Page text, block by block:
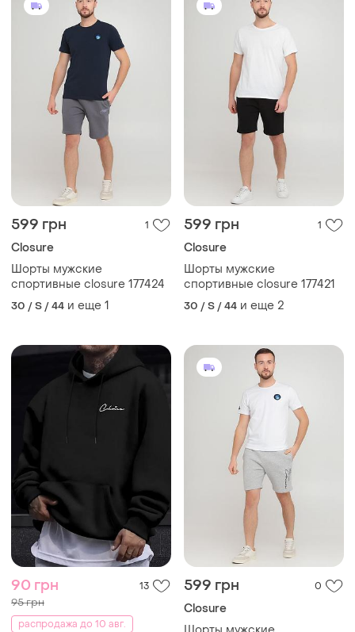
599 грн 1
Closure
Шорты мужские
спортивные closure 177424
30 / S / 44 и еще 1
599 грн 1
Closure
Шорты мужские
спортивные closure 177421
30 / S / 44 и еще 2
90 грн 13
95 грн
распродажа до 10 авг.
599 грн 0
Closure